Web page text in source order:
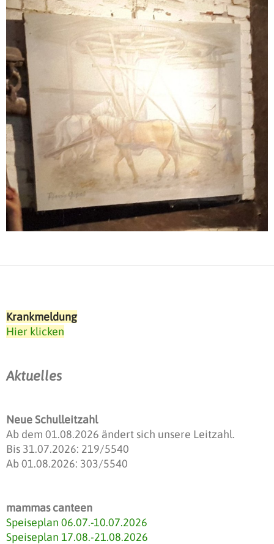
Krankmeldung
Hier klicken
Aktuelles
Neue Schulleitzahl
Ab dem 01.08.2026 ändert sich unsere Leitzahl.
Bis 31.07.2026: 219/5540
Ab 01.08.2026: 303/5540
mammas canteen
Speiseplan 06.07.-10.07.2026
Speiseplan 17.08.-21.08.2026